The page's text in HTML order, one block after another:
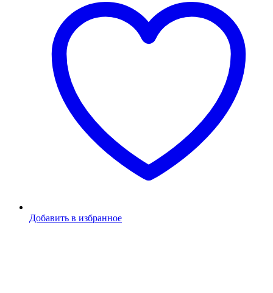
Добавить в избранное